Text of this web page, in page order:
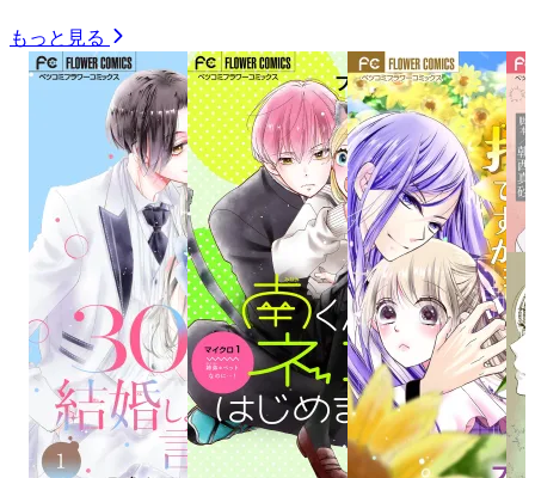
もっと見る